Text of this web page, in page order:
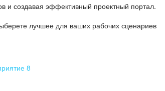
и создавая эффективный проектный портал.
лучшее для ваших рабочих сценариев
8